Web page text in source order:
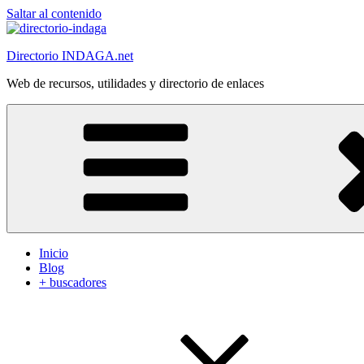
Saltar al contenido
Directorio INDAGA.net
Web de recursos, utilidades y directorio de enlaces
Inicio
Blog
+ buscadores